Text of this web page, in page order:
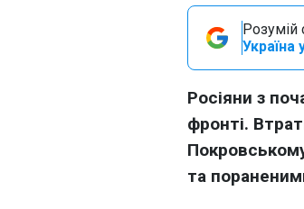
Розумій
Україна
Росіяни з
фронті.
та